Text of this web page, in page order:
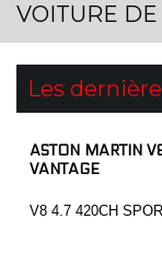
VOITURE
Les
ASTON MARTIN
VANTAGE
V8 4.7 420CH